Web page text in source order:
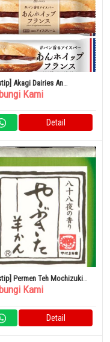
Akagi Dairies An
French 75ml x 24
Kami
Detail
Permen Teh Mochizuki
Hitokuchi Yokan
Kami
Detail